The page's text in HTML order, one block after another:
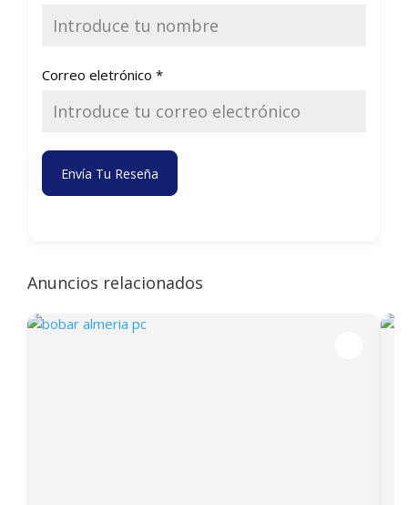
Correo eletrónico *
Envía Tu Reseña
Anuncios relacionados